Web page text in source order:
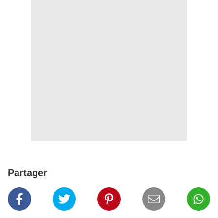
Partager